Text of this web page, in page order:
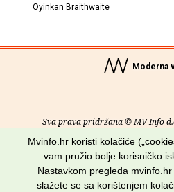
Oyinkan Braithwaite
Moderna
Sva prava pridržana © MV Info
Uvjeti
Potraži nas
Mvinfo.hr koristi kolačiće
vam pružio bolje korisničko
Nastavkom pregleda mvinfo.hr
slažete se sa korištenjem